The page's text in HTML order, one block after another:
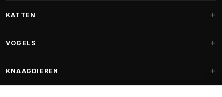
Fantail hondenmanden
KATTEN
Krabpalen voor Maine Coon
VOGELS
Vogelvoer binnenvogels
KNAAGDIEREN